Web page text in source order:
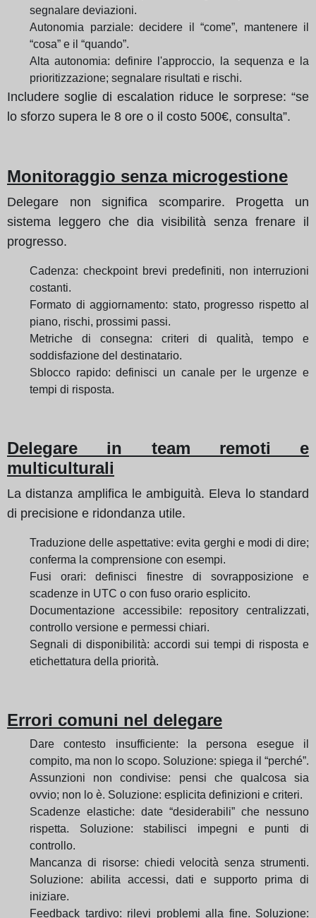
segnalare deviazioni.
Autonomia parziale: decidere il “come”, mantenere il
“cosa” e il “quando”.
Alta autonomia: definire l'approccio, la sequenza e la
prioritizzazione; segnalare risultati e rischi.
Includere soglie di escalation riduce le sorprese: “se
lo sforzo supera le 8 ore o il costo 500€, consulta”.
Monitoraggio senza microgestione
Delegare non significa scomparire. Progetta un
sistema leggero che dia visibilità senza frenare il
progresso.
Cadenza: checkpoint brevi predefiniti, non interruzioni
costanti.
Formato di aggiornamento: stato, progresso rispetto al
piano, rischi, prossimi passi.
Metriche di consegna: criteri di qualità, tempo e
soddisfazione del destinatario.
Sblocco rapido: definisci un canale per le urgenze e
tempi di risposta.
Delegare in team remoti e
multiculturali
La distanza amplifica le ambiguità. Eleva lo standard
di precisione e ridondanza utile.
Traduzione delle aspettative: evita gerghi e modi di dire;
conferma la comprensione con esempi.
Fusi orari: definisci finestre di sovrapposizione e
scadenze in UTC o con fuso orario esplicito.
Documentazione accessibile: repository centralizzati,
controllo versione e permessi chiari.
Segnali di disponibilità: accordi sui tempi di risposta e
etichettatura della priorità.
Errori comuni nel delegare
Dare contesto insufficiente: la persona esegue il
compito, ma non lo scopo. Soluzione: spiega il “perché”.
Assunzioni non condivise: pensi che qualcosa sia
ovvio; non lo è. Soluzione: esplicita definizioni e criteri.
Scadenze elastiche: date “desiderabili” che nessuno
rispetta. Soluzione: stabilisci impegni e punti di
controllo.
Mancanza di risorse: chiedi velocità senza strumenti.
Soluzione: abilita accessi, dati e supporto prima di
iniziare.
Feedback tardivo: rilevi problemi alla fine. Soluzione: